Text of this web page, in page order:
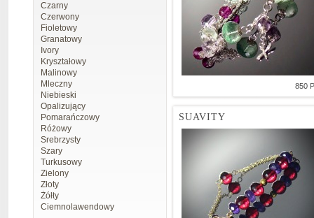
Czarny
Czerwony
Fioletowy
Granatowy
Ivory
Kryształowy
Malinowy
Mleczny
Niebieski
Opalizujący
Pomarańczowy
Różowy
Srebrzysty
Szary
Turkusowy
Zielony
Złoty
Żółty
Ciemnolawendowy
850
SUAVITY